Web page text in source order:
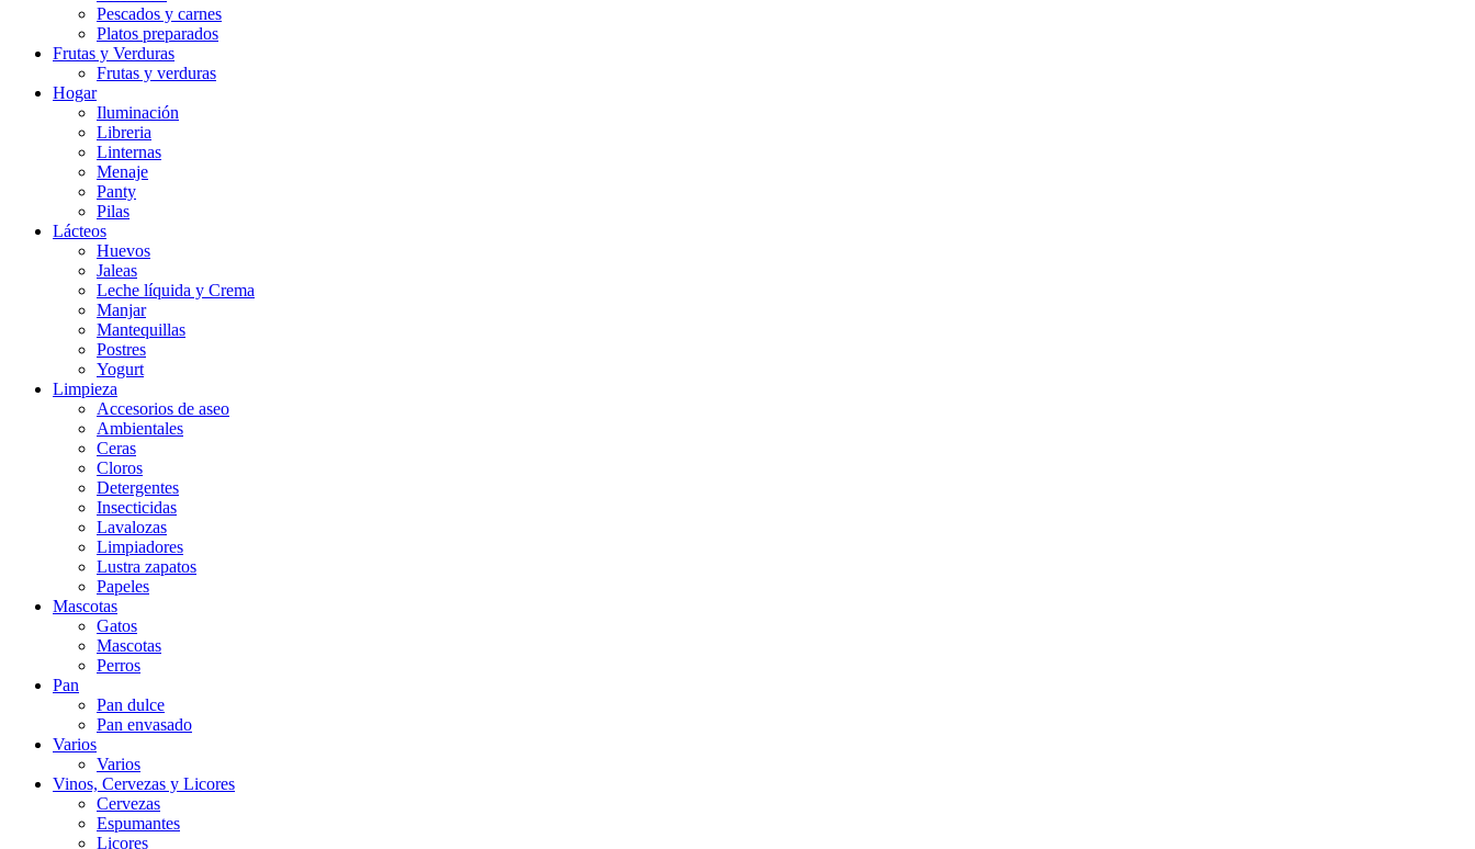
Pescados y carnes
Platos preparados
Frutas y Verduras
Frutas y verduras
Hogar
Iluminación
Libreria
Linternas
Menaje
Panty
Pilas
Lácteos
Huevos
Jaleas
Leche líquida y Crema
Manjar
Mantequillas
Postres
Yogurt
Limpieza
Accesorios de aseo
Ambientales
Ceras
Cloros
Detergentes
Insecticidas
Lavalozas
Limpiadores
Lustra zapatos
Papeles
Mascotas
Gatos
Mascotas
Perros
Pan
Pan dulce
Pan envasado
Varios
Varios
Vinos, Cervezas y Licores
Cervezas
Espumantes
Licores